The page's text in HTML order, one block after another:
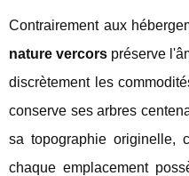
Contrairement aux
nature vercors préserve
discrètement les
conserve ses arbres
sa topographie originelle,
chaque emplacement